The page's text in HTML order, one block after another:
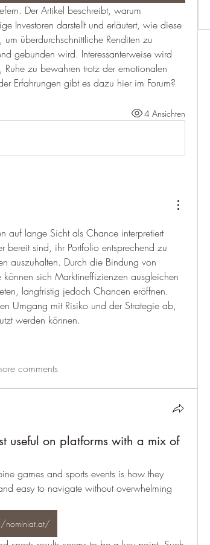
Investoren darstellt und erläutert, wie diese
überdurchschnittliche Renditen zu
gebunden wird. Interessanterweise wird
zu bewahren trotz der emotionalen
Erfahrungen gibt es dazu hier im Forum?
4 Ansichten
auf lange Sicht als Chance interpretiert
bereit sind, ihr Portfolio entsprechend zu
auszuhalten. Durch die Bindung von
sich Marktineffizienzen ausgleichen
langfristig jedoch Chancen eröffnen.
Umgang mit Risiko und der Strategie ab,
werden können.
comments
useful on platforms with a mix of
games and sports events is how they
easy to navigate without overwhelming
nominiat.at/